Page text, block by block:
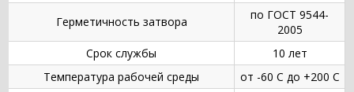
Герметичность затвора
по ГОСТ 9544-
2005
Срок службы
10 лет
Температура рабочей среды
от -60 С до +200 С